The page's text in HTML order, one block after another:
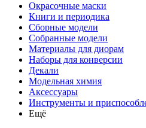
Окрасочные маски
Книги и периодика
Сборные модели
Собранные модели
Материалы для диорам
Наборы для конверсии
Декали
Модельная химия
Аксессуары
Инструменты и
Ещё